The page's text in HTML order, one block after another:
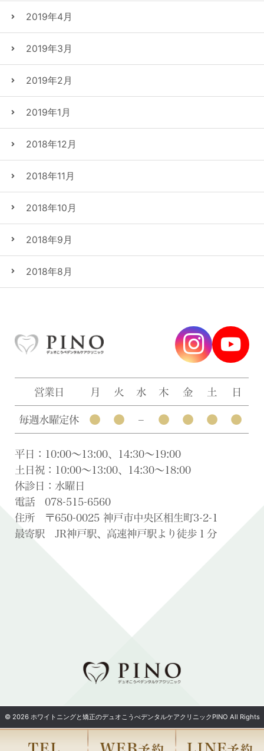
2019年4月
2019年3月
2019年2月
2019年1月
2018年12月
2018年11月
2018年10月
2018年9月
2018年8月
営業日 月 火 水 木 金 土 日
毎週水曜定休 ● ● – ● ● ● ●
平日：10:00〜13:00、14:30〜19:00
土日祝：10:00〜13:00、14:30〜18:00
休診日：水曜日
電話 078-515-6560
住所 〒650-0025 神戸市中央区相生町3-2-1
最寄駅 JR神戸駅、高速神戸駅より徒歩１分
© 2026 ホワイトニングと矯正のデュオこうべデンタルケアクリニックPINO All Rights